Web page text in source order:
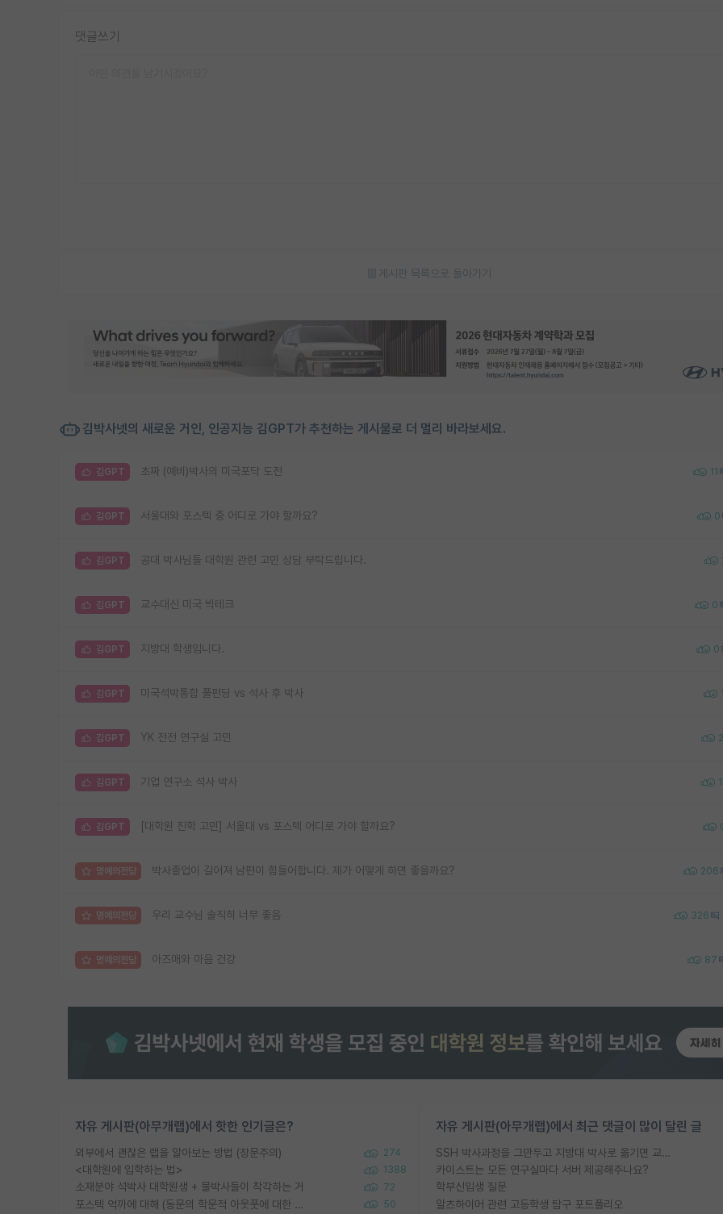
댓글쓰기
게시판 목록으로 돌아가기
김박사넷의 새로운 거인, 인공지능 김GPT가 추천하는 게시물로 더 멀리 바라보세요.
김GPT 초짜 (예비)박사의 미국포닥 도전 11
김GPT 서울대와 포스텍 중 어디로 가야 할까요? 0
김GPT 공대 박사님들 대학원 관련 고민 상담 부탁드립니다.
김GPT 교수대신 미국 빅테크 0
김GPT 지방대 학생입니다. 0
김GPT 미국석박통합 풀펀딩 vs 석사 후 박사 1
김GPT YK 전전 연구실 고민 2
김GPT 기업 연구소 석사 박사 1
김GPT [대학원 진학 고민] 서울대 vs 포스텍 어디로 가야 할까요?
명예의전당 박사졸업이 길어져 남편이 힘들어합니다. 제가 어떻게 하면 좋을까요? 206
명예의전당 우리 교수님 솔직히 너무 좋음 326
명예의전당 아즈매와 마음 건강 87
자유 게시판(아무개랩)에서 핫한 인기글은?
외부에서 괜찮은 랩을 알아보는 방법 (장문주의) 274
<대학원에 입학하는 법> 1388
소재분야 석박사 대학원생 + 물박사들이 착각하는 거 72
포스텍 억까에 대해 (동문의 학문적 아웃풋에 대한 반박) 50
자유 게시판(아무개랩)에서 최근 댓글이 많이 달린 글
SSH 박사과정을 그만두고 지방대 박사로 옮기면 교수의 꿈은 끝일까요?
카이스트는 모든 연구실마다 서버 제공해주나요?
학부신입생 질문
알츠하이머 관련 고등학생 탐구 포트폴리오